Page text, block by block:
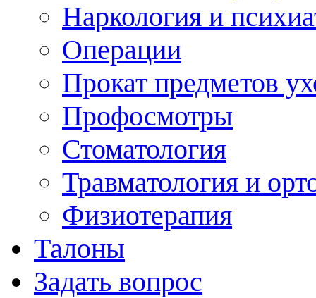
Наркология и
Операции
Прокат предметов
Профосмотры
Стоматология
Травматология и
Физиотерапия
Талоны
Задать вопрос